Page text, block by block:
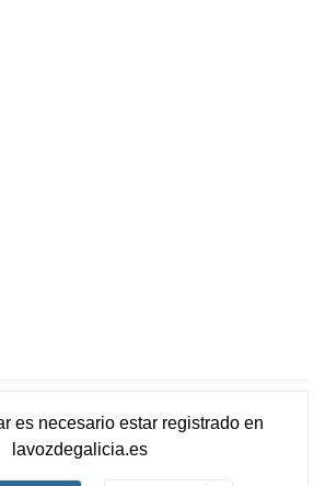
es necesario estar registradoen
lavozdegalicia.es